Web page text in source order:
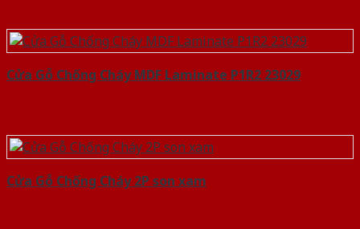
Cửa Gỗ Chống Cháy MDF Laminate P1R2 23029
Cửa Gỗ Chống Cháy 2P son xam